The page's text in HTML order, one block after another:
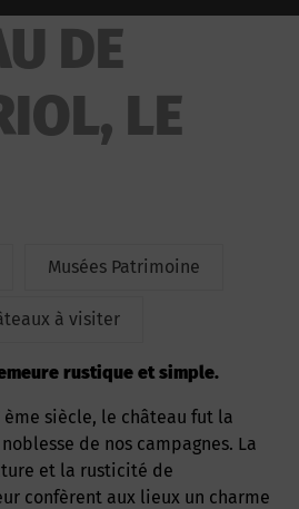
DE
LE
Musées Patrimoine
à visiter
rustique et simple.
de nos campagnes. La
et la rusticité de
confèrent aux lieux un charme